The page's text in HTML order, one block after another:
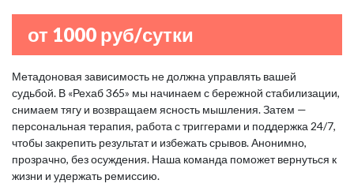
от 1000 руб/сутки
Метадоновая зависимость не должна управлять вашей
судьбой. В «Рехаб 365» мы начинаем с бережной стабилизации,
снимаем тягу и возвращаем ясность мышления. Затем —
персональная терапия, работа с триггерами и поддержка 24/7,
чтобы закрепить результат и избежать срывов. Анонимно,
прозрачно, без осуждения. Наша команда поможет вернуться к
жизни и удержать ремиссию.